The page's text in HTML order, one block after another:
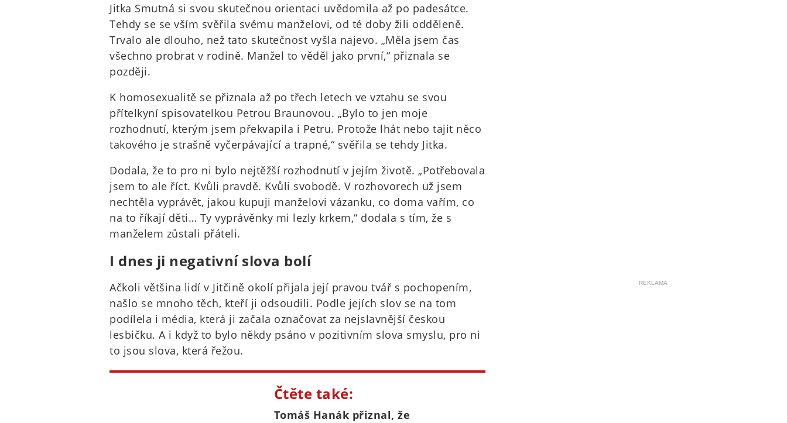
Jitka Smutná si svou skutečnou orientaci uvědomila až po padesátce.
Tehdy se se vším svěřila svému manželovi, od té doby žili odděleně.
Trvalo ale dlouho, než tato skutečnost vyšla najevo. „Měla jsem čas
všechno probrat v rodině. Manžel to věděl jako první,“ přiznala se
později.
K homosexualitě se přiznala až po třech letech ve vztahu se svou
přítelkyní spisovatelkou Petrou Braunovou. „Bylo to jen moje
rozhodnutí, kterým jsem překvapila i Petru. Protože lhát nebo tajit něco
takového je strašně vyčerpávající a trapné,“ svěřila se tehdy Jitka.
Dodala, že to pro ni bylo nejtěžší rozhodnutí v jejím životě. „Potřebovala
jsem to ale říct. Kvůli pravdě. Kvůli svobodě. V rozhovorech už jsem
nechtěla vyprávět, jakou kupuji manželovi vázanku, co doma vařím, co
na to říkají děti… Ty vyprávěnky mi lezly krkem,“ dodala s tím, že s
manželem zůstali přáteli.
I dnes ji negativní slova bolí
Ačkoli většina lidí v Jitčině okolí přijala její pravou tvář s pochopením,
našlo se mnoho těch, kteří ji odsoudili. Podle jejích slov se na tom
podílela i média, která ji začala označovat za nejslavnější českou
lesbičku. A i když to bylo někdy psáno v pozitivním slova smyslu, pro ni
to jsou slova, která řežou.
Čtěte také:
Tomáš Hanák přiznal, že
REKLAMA